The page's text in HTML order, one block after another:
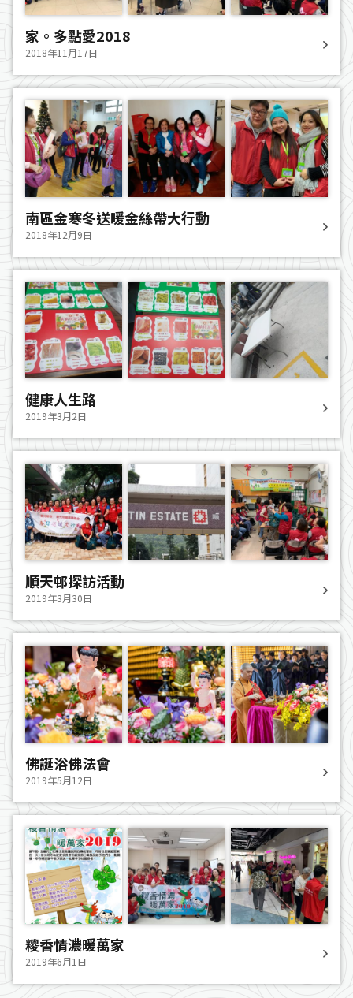
家。多點愛2018
2018年11月17日
南區金寒冬送暖金絲帶大行動
2018年12月9日
健康人生路
2019年3月2日
順天邨探訪活動
2019年3月30日
佛誕浴佛法會
2019年5月12日
糭香情濃暖萬家
2019年6月1日